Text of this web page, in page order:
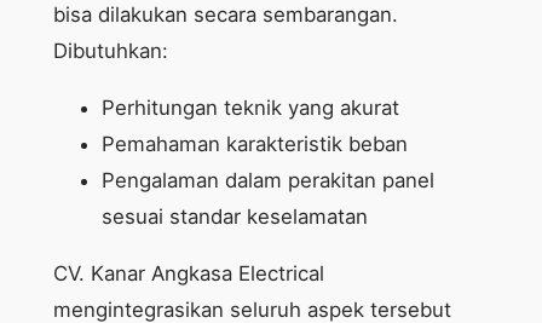
bisa dilakukan secara sembarangan.
Dibutuhkan:
Perhitungan teknik yang akurat
Pemahaman karakteristik beban
Pengalaman dalam perakitan panel
sesuai standar keselamatan
CV. Kanar Angkasa Electrical
mengintegrasikan seluruh aspek tersebut